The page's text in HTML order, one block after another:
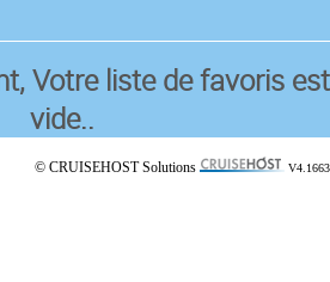
Votre liste de favoris est
vide..
© CRUISEHOST Solutions V4.1663